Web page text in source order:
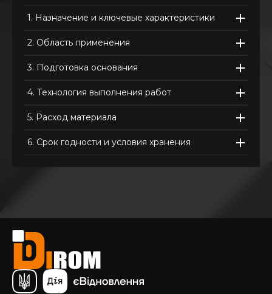
1. Назначение и ключевые характеристики
2. Область применения
3. Подготовка основания
4. Технология выполнения работ
5. Расход материала
6. Срок годности и условия хранения